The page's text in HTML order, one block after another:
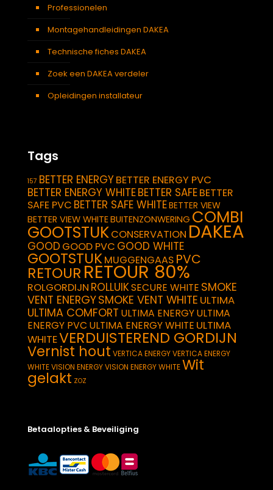
Professionelen
Montagehandleidingen DAKEA
Technische fiches DAKEA
Zoek een DAKEA verdeler
Opleidingen installateur
Tags
157 BETTER ENERGYBETTER ENERGY PVC
BETTER ENERGY WHITEBETTER SAFEBETTER
SAFE PVC BETTER SAFE WHITEBETTER VIEW
BETTER VIEW WHITEBUITENZONWERING COMBI
GOOTSTUKCONSERVATION DAKEA
GOOD GOOD PVC GOOD WHITE
GOOTSTUKMUGGENGAAS PVC
RETOUR RETOUR 80%
ROLGORDIJN ROLLUIKSECURE WHITE SMOKE
VENT ENERGYSMOKE VENT WHITE ULTIMA
ULTIMA COMFORT ULTIMA ENERGYULTIMA
ENERGY PVC ULTIMA ENERGY WHITE ULTIMA
WHITEVERDUISTEREND GORDIJN
Vernist hout VERTICA ENERGYVERTICA ENERGY
WHITEVISION ENERGYVISION ENERGY WHITEWit
gelakt ZOZ
Betaalopties & Beveiliging